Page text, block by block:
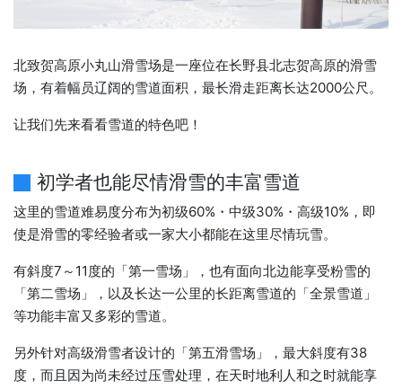
北致贺高原小丸山滑雪场是一座位在长野县北志贺高原的滑雪
场，有着幅员辽阔的雪道面积，最长滑走距离长达2000公尺。
让我们先来看看雪道的特色吧！
初学者也能尽情滑雪的丰富雪道
这里的雪道难易度分布为初级60%・中级30%・高级10%，即
使是滑雪的零经验者或一家大小都能在这里尽情玩雪。
有斜度7～11度的「第一雪场」，也有面向北边能享受粉雪的
「第二雪场」，以及长达一公里的长距离雪道的「全景雪道」
等功能丰富又多彩的雪道。
另外针对高级滑雪者设计的「第五滑雪场」，最大斜度有38
度，而且因为尚未经过压雪处理，在天时地利人和之时就能享